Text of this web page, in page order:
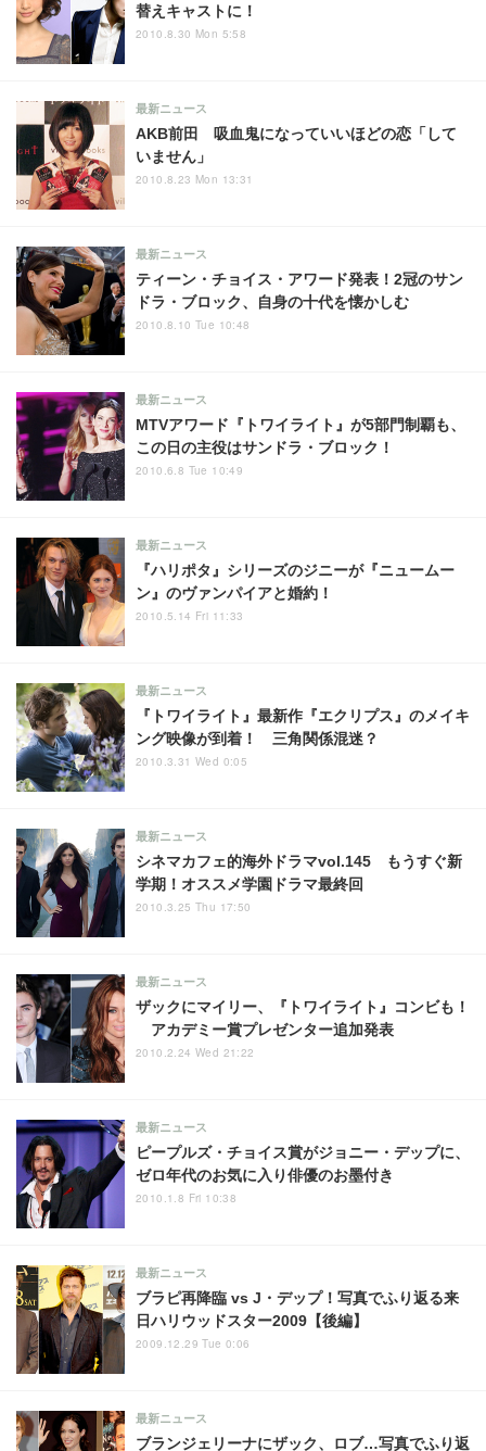
替えキャストに！
2010.8.30 Mon 5:58
AKB前田 吸血鬼になっていいほどの恋「して
いません」
最新ニュース
2010.8.23 Mon 13:31
ティーン・チョイス・アワード発表！2冠のサン
ドラ・ブロック、自身の十代を懐かしむ
最新ニュース
2010.8.10 Tue 10:48
MTVアワード『トワイライト』が5部門制覇も、
この日の主役はサンドラ・ブロック！
最新ニュース
2010.6.8 Tue 10:49
『ハリポタ』シリーズのジニーが『ニュームー
ン』のヴァンパイアと婚約！
最新ニュース
2010.5.14 Fri 11:33
『トワイライト』最新作『エクリプス』のメイキ
ング映像が到着！ 三角関係混迷？
最新ニュース
2010.3.31 Wed 0:05
シネマカフェ的海外ドラマvol.145 もうすぐ新
学期！オススメ学園ドラマ最終回
最新ニュース
2010.3.25 Thu 17:50
ザックにマイリー、『トワイライト』コンビも！
アカデミー賞プレゼンター追加発表
最新ニュース
2010.2.24 Wed 21:22
ピープルズ・チョイス賞がジョニー・デップに、
ゼロ年代のお気に入り俳優のお墨付き
最新ニュース
2010.1.8 Fri 10:38
ブラピ再降臨 vs J・デップ！写真でふり返る来
日ハリウッドスター2009【後編】
最新ニュース
2009.12.29 Tue 0:06
ブランジェリーナにザック、ロブ…写真でふり返
最新ニュース